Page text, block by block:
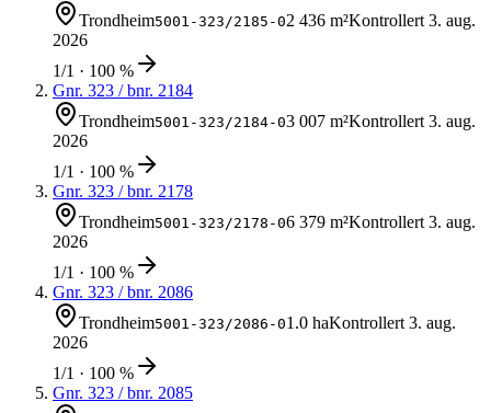
Trondheim5001-323/2185-02 436 m²Kontrollert3. aug.
2026
1/1 · 100 %
Gnr. 323 / bnr. 2184
Trondheim5001-323/2184-03 007 m²Kontrollert3. aug.
2026
1/1 · 100 %
Gnr. 323 / bnr. 2178
Trondheim5001-323/2178-06 379 m²Kontrollert3. aug.
2026
1/1 · 100 %
Gnr. 323 / bnr. 2086
Trondheim5001-323/2086-01.0 haKontrollert3. aug.
2026
1/1 · 100 %
Gnr. 323 / bnr. 2085